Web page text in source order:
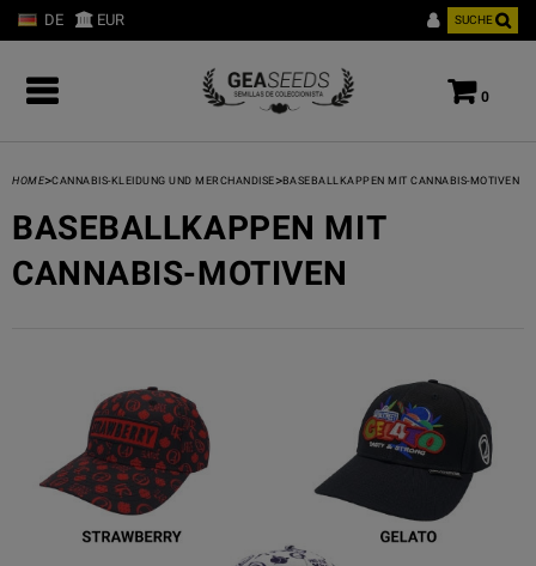
DE EUR SUCHE
0
HOME>CANNABIS-KLEIDUNG UND MERCHANDISE >BASEBALLKAPPEN MIT CANNABIS-MOTIVEN
BASEBALLKAPPEN MIT
CANNABIS-MOTIVEN